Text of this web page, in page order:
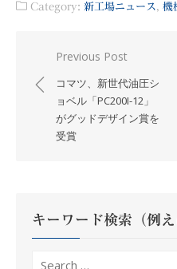
Category: 新工場ニュース, 機
稿
ョ
ン
Previous Post
コマツ、新世代油圧シ
ョベル「PC200I-12」
がグッドデザイン賞を
受賞
キーワード検索（例え
Search